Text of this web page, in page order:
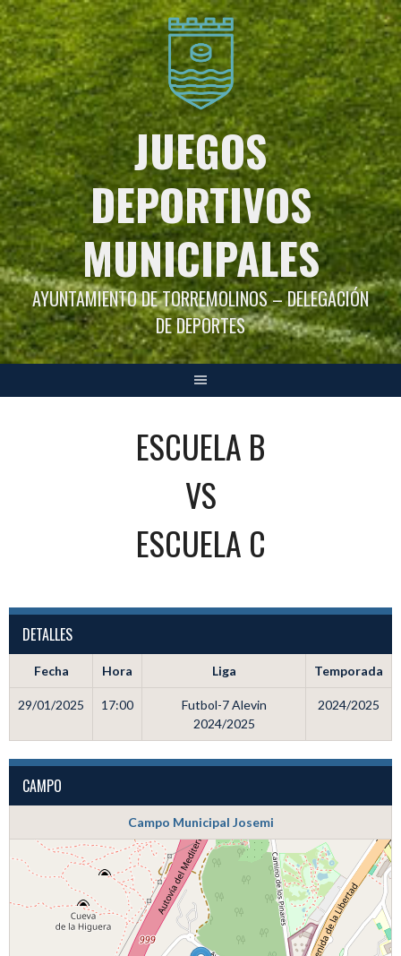
Saltar
al
contenido
JUEGOS
DEPORTIVOS
MUNICIPALES
AYUNTAMIENTO DE TORREMOLINOS – DELEGACIÓN
DE DEPORTES
ESCUELA B
VS
ESCUELA C
DETALLES
Fecha Hora Liga Temporada
29/01/2025 17:00
Futbol-7 Alevin
2024/2025
2024/2025
CAMPO
Campo Municipal Josemi